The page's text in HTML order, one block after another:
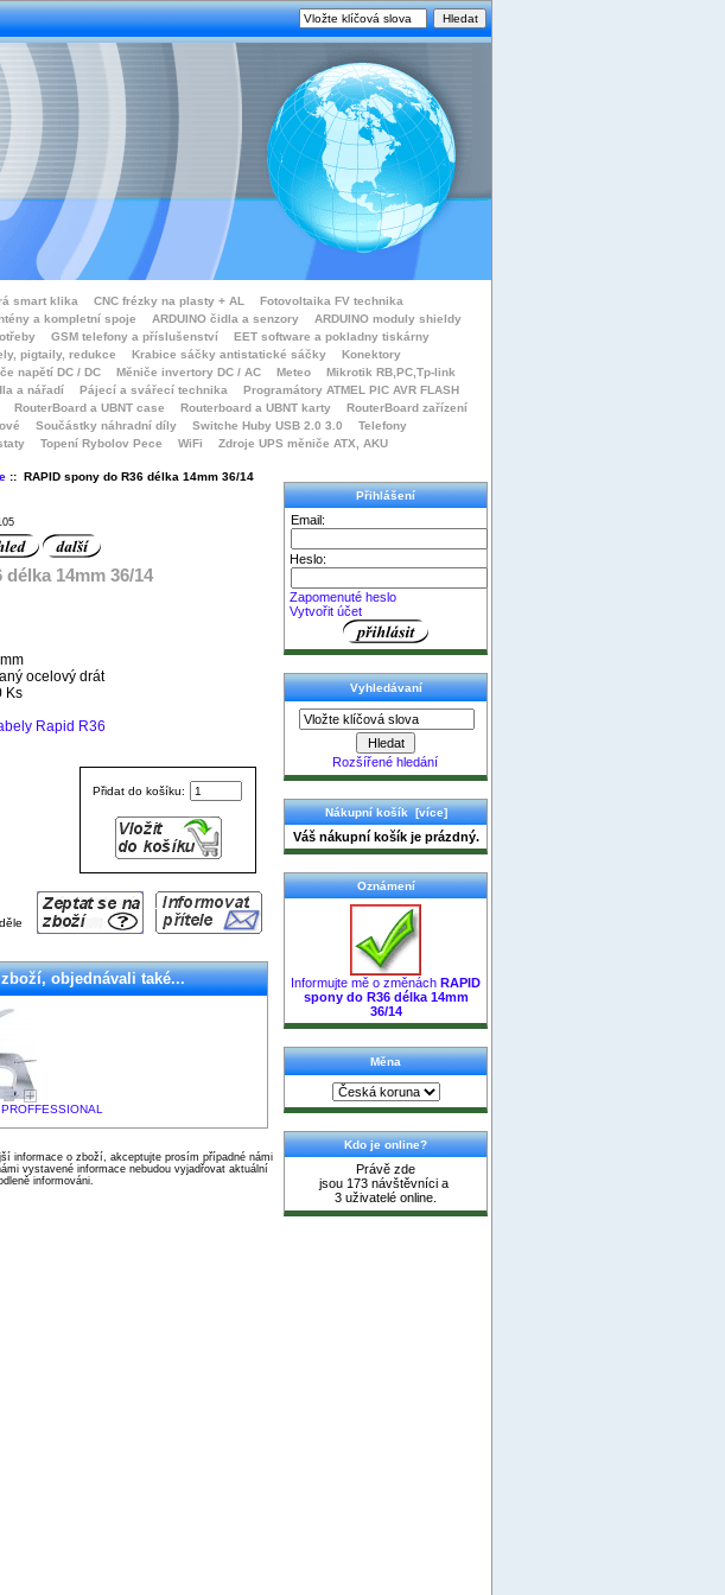
smart klika CNC frézky na plasty + AL
Fotovoltaika FV technika
a kompletní spoje ARDUINO čidla a senzory
ARDUINO moduly shieldy
GSM telefony a příslušenství
EET software a pokladny tiskárny
pigtaily, redukce Krabice sáčky antistatické sáčky
Konektory
napětí DC / DC Měniče invertory DC / AC Meteo
Mikrotik RB,PC,Tp-link
a nářadí Pájecí a svářecí technika
Programátory ATMEL PIC AVR FLASH
RouterBoard a UBNT case Routerboard a UBNT karty
RouterBoard zařízení
Součástky náhradní díly Switche Huby USB 2.0 3.0
Telefony
Topení Rybolov Pece WiFi Zdroje UPS měniče ATX, AKU
:: RAPID spony do R36 délka 14mm 36/14
14mm 36/14
ocelový drát
Ks
Rapid R36
Přidat do košíku:
objednávali také...
informace o zboží, akceptujte prosím případné námi
vystavené informace nebudou vyjadřovat aktuální
informováni.
Přihlášení
Email:
Heslo:
Zapomenuté heslo
Vytvořit účet
Vyhledávaní
Rozšířené hledání
Nákupní košík [více]
Váš nákupní košík je prázdný.
Oznámení
Informujte mě o změnách RAPID
spony do R36 délka 14mm
36/14
Měna
Kdo je online?
Právě zde
jsou 173 návštěvníci a
3 uživatelé online.